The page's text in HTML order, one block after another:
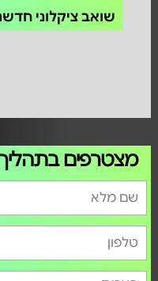
שואב ציקלוני
מצטרפים בתהליך